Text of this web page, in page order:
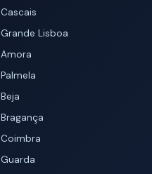
Cascais
Grande Lisboa
Amora
Palmela
Beja
Bragança
Coimbra
Guarda